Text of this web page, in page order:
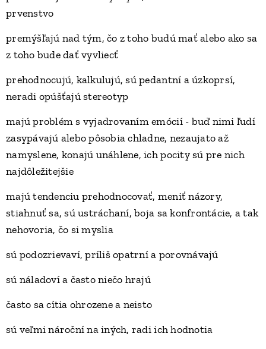
prvenstvo
premýšľajú nad tým, čo z toho budú mať alebo ako sa
z toho bude dať vyvliecť
prehodnocujú, kalkulujú, sú pedantní a úzkoprsí,
neradi opúšťajú stereotyp
majú problém s vyjadrovaním emócií - buď nimi ľudí
zasypávajú alebo pôsobia chladne, nezaujato až
namyslene, konajú unáhlene, ich pocity sú pre nich
najdôležitejšie
majú tendenciu prehodnocovať, meniť názory,
stiahnuť sa, sú ustráchaní, boja sa konfrontácie, a tak
nehovoria, čo si myslia
sú podozrievaví, príliš opatrní a porovnávajú
sú náladoví a často niečo hrajú
často sa cítia ohrozene a neisto
sú veľmi nároční na iných, radi ich hodnotia